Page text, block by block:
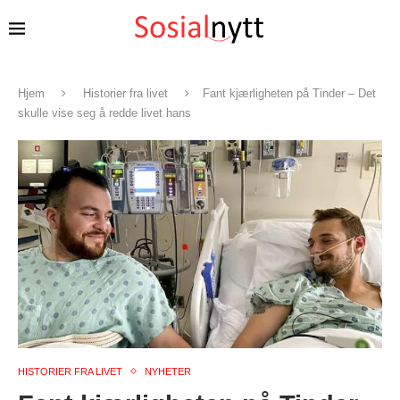
Hjem Historier fra livet
Fant kjærligheten på Tinder – Det
skulle vise seg å redde livet hans
HISTORIER FRA LIVET NYHETER